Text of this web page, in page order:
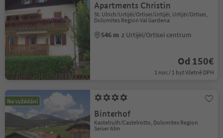
Apartments Christin
St. Ulrich/Urtijëi/Ortisei/Urtijëi, Urtijëi/Ortisei,
Dolomites Region Val Gardena
546 m z Urtijëi/Ortisei centrum
Od 150€
1 noc / 1 byt Včetně DPH
Na vyžádání
Binterhof
Kastelruth/Castelrotto, Dolomites Region
Seiser Alm